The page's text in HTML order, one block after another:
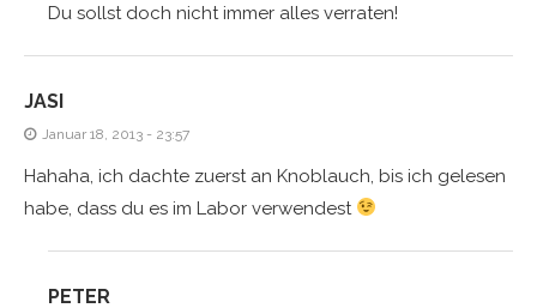
Du sollst doch nicht immer alles verraten!
JASI
Januar 18, 2013 - 23:57
Hahaha, ich dachte zuerst an Knoblauch, bis ich gelesen
habe, dass du es im Labor verwendest
PETER